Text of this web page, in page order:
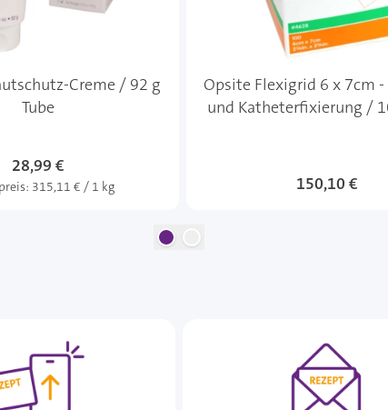
Creme / 92 g
Tube
28,99 €
315,11 € / 1 kg
Opsite Flexigrid 6 x 7cm -
und Katheterfixierung /
150,10 €